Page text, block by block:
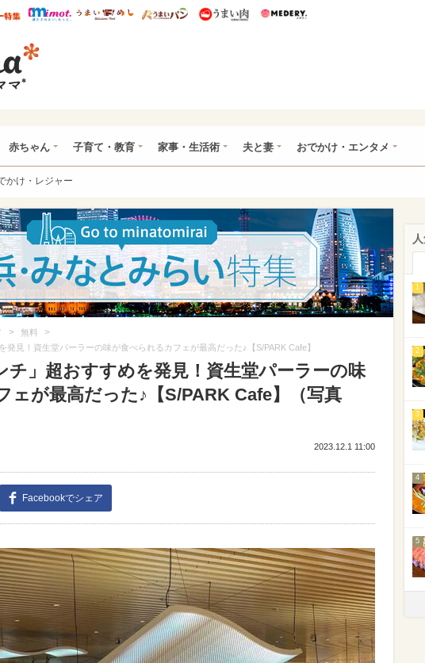
* ウレぴあ総研 ディズニー特集
mimot. うまいめし うまいパン うまい肉
赤ちゃん 子育て・教育 家事・生活術 夫と妻 おでかけ・エンタメ
かけ・レジャー
> 無料 >
発見！資生堂パーラーの味が食べられるカフェが最高だった♪【S/PARK Cafe】
チ」超おすすめを発見！資生堂パーラーの味
ェが最高だった♪【S/PARK Cafe】（写真
2023.12.1 11:00
Facebookでシェア
1
2
3
4
5